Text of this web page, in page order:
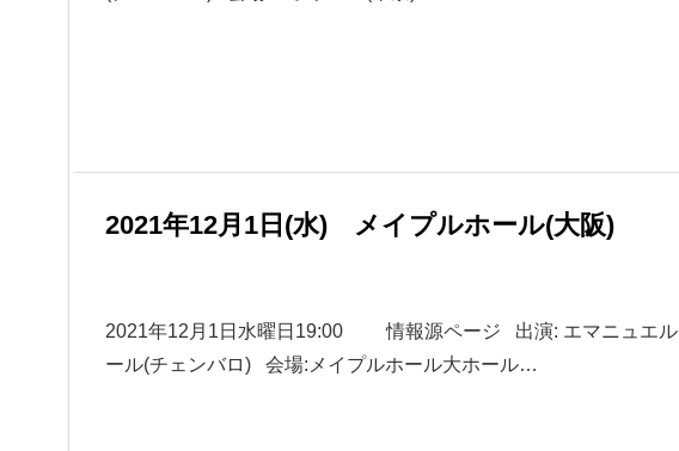
2021年12月1日(水) メイプルホール(大阪)
2021年12月1日水曜日19:00 情報源ページ 出演: エマニュエル
ール(チェンバロ) 会場:メイプルホール大ホール…